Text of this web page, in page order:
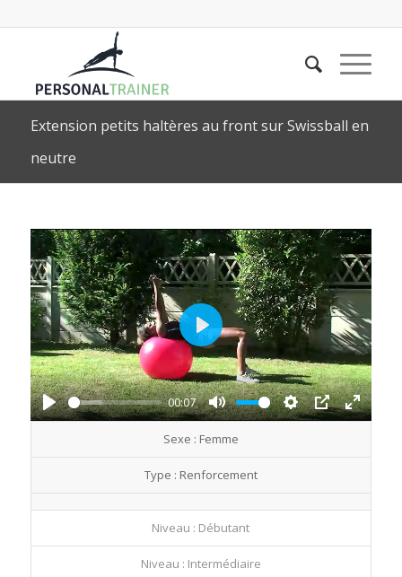
Extension petits haltères au front sur Swissball en
neutre
Play
00:07
Mute
Settings
PIP
Enter
Play
Sexe : Femme
Type : Renforcement
Niveau : Débutant
Niveau : Intermédiaire